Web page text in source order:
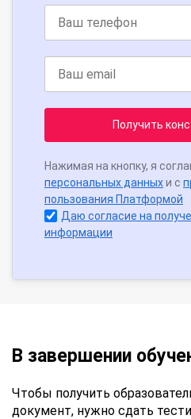
Получить
Нажимая на кнопку, я
персональных данныхи с
пользования Платформой
Даю согласие на
информации
В завершении
Чтобы получить
документ, нужно сдать